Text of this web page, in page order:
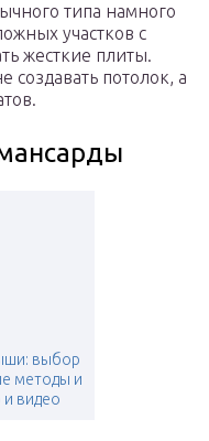
типа намного
участков с
жесткие плиты.
создавать потолок, а
выбор
методы и
видео